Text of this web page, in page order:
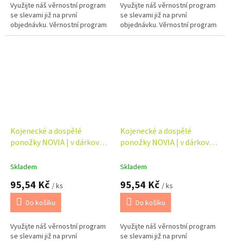
Využijte náš věrnostní program
se slevami již na první
objednávku. Věrnostní program
Využijte náš věrnostní program
se slevami již na první
objednávku. Věrnostní program
Kojenecké a dospělé
ponožky NOVIA | v dárkové
Skladem
95,54 Kč / ks
Do košíku
Využijte náš věrnostní program
se slevami již na první
Kojenecké a dospělé
ponožky NOVIA | v dárkové
Skladem
95,54 Kč / ks
Do košíku
Využijte náš věrnostní program
se slevami již na první